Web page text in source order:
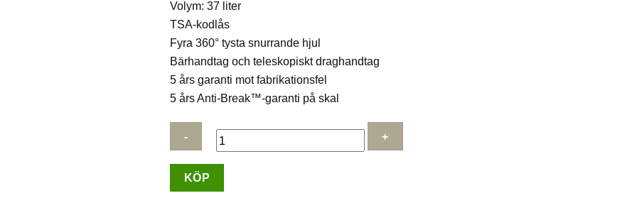
Volym: 37 liter
TSA-kodlås
Fyra 360° tysta snurrande hjul
Bärhandtag och teleskopiskt draghandtag
5 års garanti mot fabrikationsfel
5 års Anti-Break™-garanti på skal
North
KÖP